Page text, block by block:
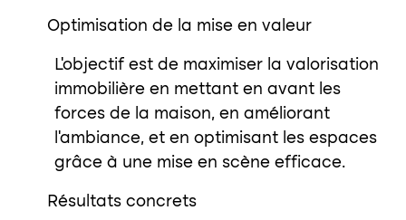
Optimisation de la mise en valeur
L’objectif est de maximiser la valorisation
immobilière en mettant en avant les
forces de la maison, en améliorant
l’ambiance, et en optimisant les espaces
grâce à une mise en scène efficace.
Résultats concrets